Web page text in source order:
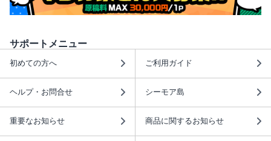
サポートメニュー
初めての方へ ご利用ガイド
ヘルプ・お問合せ シーモア島
重要なお知らせ 商品に関するお知らせ